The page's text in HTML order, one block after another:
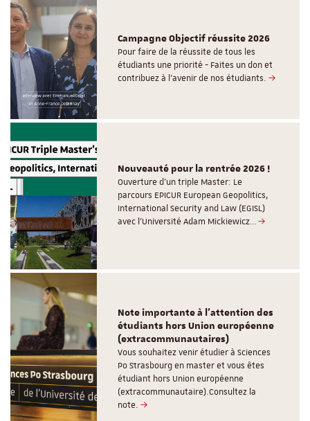
Campagne Objectif réussite 2026
Pour faire de la réussite de tous les
étudiants une priorité - Faites un don et
contribuez à l’avenir de nos étudiants.
Nouveauté pour la rentrée 2026 !
Ouverture d'un triple Master: Le
parcours EPICUR European Geopolitics,
International Security and Law (EGISL)
avec l’Université Adam Mickiewicz…
Note importante à l'attention des
étudiants hors Union européenne
(extracommunautaires)
Vous souhaitez venir étudier à Sciences
Po Strasbourg en master et vous êtes
étudiant hors Union européenne
(extracommunautaire).Consultez la
note.